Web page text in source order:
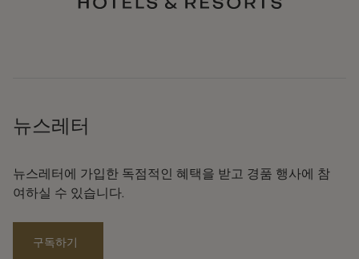
뉴스레터
뉴스레터에 가입한 독점적인 혜택을 받고 경품 행사에 참
여하실 수 있습니다.
구독하기